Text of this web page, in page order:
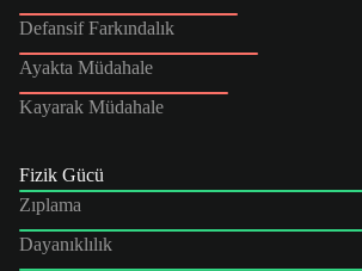
Defansif Farkındalık
Ayakta Müdahale
Kayarak Müdahale
Fizik Gücü
Zıplama
Dayanıklılık